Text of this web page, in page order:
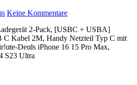
Keine Kommentare
2-Pack, [USBC + USBA]
C Kabel 2M, Handy Netzteil Typ C mit
Dеαls iPhone 16 15 Pro Max,
S23 Ultra